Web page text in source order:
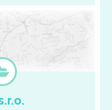
mulčovací sestavy,